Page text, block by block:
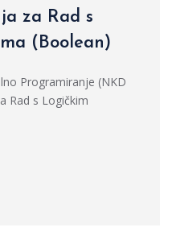
za Rad s
(Boolean)
Programiranje (NKD
Rad s Logičkim